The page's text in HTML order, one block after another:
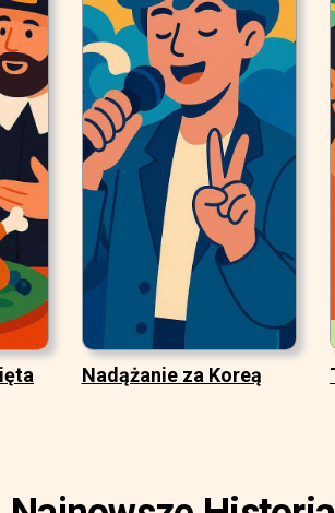
Nadążanie za Koreą